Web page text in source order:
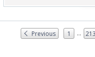
Previous 1 ... 213